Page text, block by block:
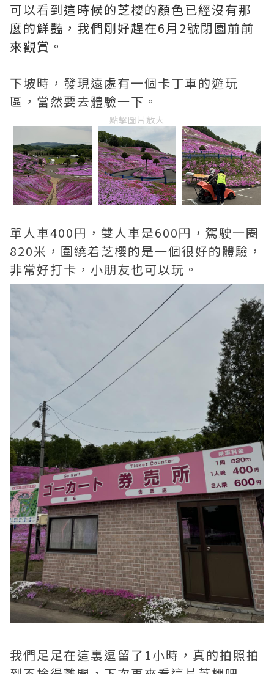
可以看到這時候的芝櫻的顏色已經沒有那
麼的鮮豔，我們剛好趕在6月2號閉園前前
來觀賞。
下坡時，發現遠處有一個卡丁車的遊玩
區，當然要去體驗一下。
點擊圖片放大
單人車400円，雙人車是600円，駕駛一圈
820米，圍繞着芝櫻的是一個很好的體驗，
非常好打卡，小朋友也可以玩。
我們足足在這裏逗留了1小時，真的拍照拍